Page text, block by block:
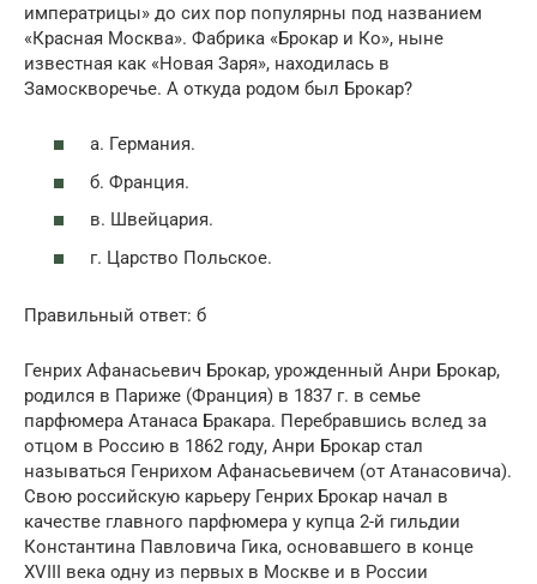
императрицы» до сих пор популярны под названием
«Красная Москва». Фабрика «Брокар и Ко», ныне
известная как «Новая Заря», находилась в
Замоскворечье. А откуда родом был Брокар?
а. Германия.
б. Франция.
в. Швейцария.
г. Царство Польское.
Правильный ответ: б
Генрих Афанасьевич Брокар, урожденный Анри Брокар,
родился в Париже (Франция) в 1837 г. в семье
парфюмера Атанаса Бракара. Перебравшись вслед за
отцом в Россию в 1862 году, Анри Брокар стал
называться Генрихом Афанасьевичем (от Атанасовича).
Свою российскую карьеру Генрих Брокар начал в
качестве главного парфюмера у купца 2-й гильдии
Константина Павловича Гика, основавшего в конце
XVIII века одну из первых в Москве и в России